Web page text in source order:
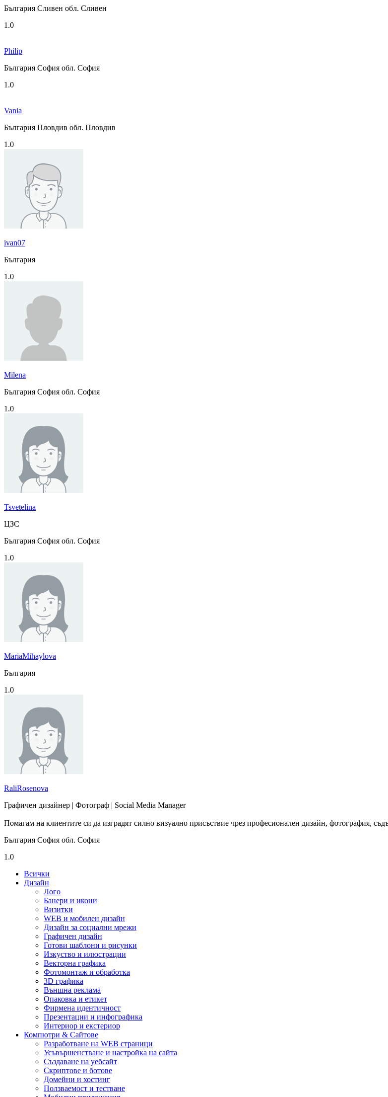
България Сливен обл. Сливен
1.0
Philip
България София обл. София
1.0
Vania
България Пловдив обл. Пловдив
1.0
ivan07
България
1.0
Milena
България София обл. София
1.0
Tsvetelina
ЦЗС
България София обл. София
1.0
MariaMihaylova
България
1.0
RaliRosenova
Графичен дизайнер | Фотограф | Social Media Manager
Помагам на клиентите си да изградят силно визуално присъствие чрез професионален дизайн, фотография,
България София обл. София
1.0
Всички
Дизайн
Лого
Банери и икони
Визитки
WEB и мобилен дизайн
Дизайн за социални мрежи
Графичен дизайн
Готови шаблони и рисунки
Изкуство и илюстрации
Векторна графика
Фотомонтаж и обработка
3D графика
Външна реклама
Опаковка и етикет
Фирмена идентичност
Презентации и инфографика
Интериор и екстериор
Компютри & Сайтове
Разработване на WEB страници
Усъвършенстване и настройка на сайта
Създаване на уебсайт
Скриптове и ботове
Домейни и хостинг
Ползваемост и тестване